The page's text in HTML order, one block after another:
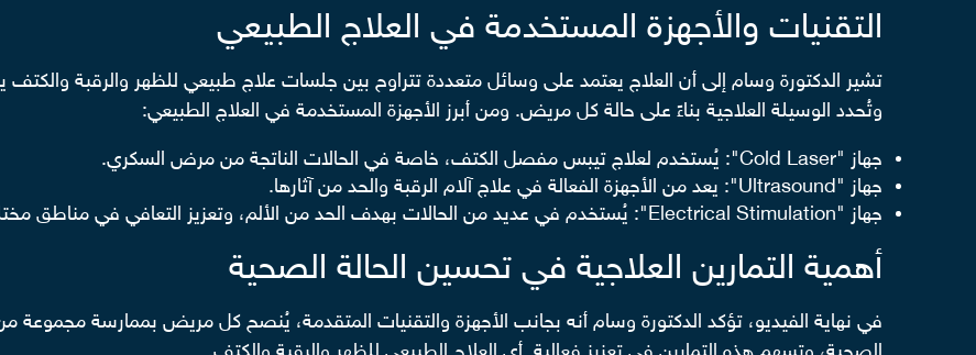
التقنيات والأجهزة المستخدمة في العلاج الطبيعي
تشير الدكتورة وسام إلى أن العلاج يعتمد على وسائل متعددة تتراوح بين جلسات علاج طبيعي للظهر والرقبة والكتف
وتُحدد الوسيلة العلاجية بناءً على حالة كل مريض. ومن أبرز الأجهزة المستخدمة في العلاج الطبيعي:
جهاز "Cold Laser": يُستخدم لعلاج تيبس مفصل الكتف، خاصة في الحالات الناتجة من مرض السكري.
جهاز "Ultrasound": يعد من الأجهزة الفعالة في علاج آلام الرقبة والحد من آثارها.
جهاز "Electrical Stimulation": يُستخدم في عديد من الحالات بهدف الحد من الألم، وتعزيز التعافي في مناطق مختلفة من الجسم.
أهمية التمارين العلاجية في تحسين الحالة الصحية
في نهاية الفيديو، تؤكد الدكتورة وسام أنه بجانب الأجهزة والتقنيات المتقدمة، يُنصح كل مريض بممارسة مجموعة